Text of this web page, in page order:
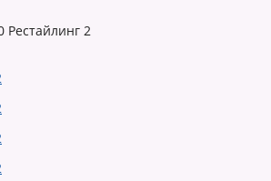
Рестайлинг 2